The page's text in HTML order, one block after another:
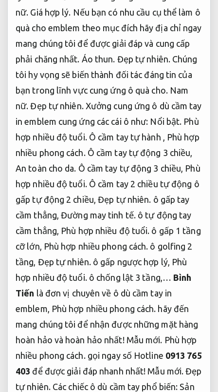
nữ. Giá hợp lý. Nếu bạn có nhu cầu cụ thể làm ô
quà cho emblem theo mục đích hãy địa chỉ ngay
mang chúng tôi để được giải đáp và cung cấp
phải chăng nhất. Áo thun. Đẹp tự nhiên. Chúng
tôi hy vọng sẽ biến thành đối tác đáng tin của
bạn trong lĩnh vực cung ứng ô quà cho. Nam
nữ. Đẹp tự nhiên. Xưởng cung ứng ô dù cầm tay
in emblem cung ứng các cái ô như: Nổi bật. Phù
hợp nhiều độ tuổi. Ô cầm tay tự hành ,
Phù hợp
nhiều phong cách. Ô cầm tay tự động 3 chiều,
An toàn cho da. Ô cầm tay tự động 3 chiều, Phù
hợp nhiều độ tuổi. Ô cầm tay 2 chiều tự động ô
gấp tự động 2 chiều,Đẹp tự nhiên. ô gấp tay
cầm thẳng,Đường may tinh tế. ô tự động tay
cầm thẳng, Phù hợp nhiều độ tuổi. ô gấp 1 tầng
cỡ lớn, Phù hợp nhiều phong cách. ô golfing 2
tầng, Đẹp tự nhiên. ô gấp ngược hợp lý, Phù
hợp nhiều độ tuổi. ô chống lật 3 tầng,… Bình
Tiến là đơn vị chuyên về ô dù cầm tay in
emblem, Phù hợp nhiều phong cách. hãy đến
mang chúng tôi để nhận được những mặt hàng
hoàn hảo và hoàn hảo nhất! Mẫu mới. Phù hợp
nhiều phong cách. gọi ngay số Hotline 0913 765
403 để được giải đáp nhanh nhất! Mẫu mới. Đẹp
tự nhiên. Các chiếc ô dù cầm tay phổ biến: Sản